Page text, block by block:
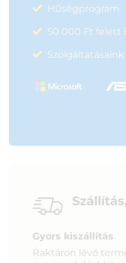
Hűségprogram
50 000 Ft felett
Gyors kiszállítás
Raktáron lévő